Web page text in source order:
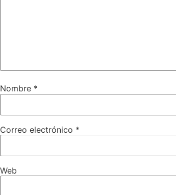
Nombre *
Correo electrónico *
Web